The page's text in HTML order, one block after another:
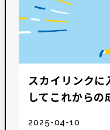
スカイリンクに
してこれからの
2025-04-10